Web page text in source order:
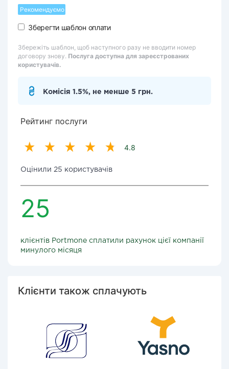
Рекомендуємо
Зберегти шаблон оплати
Збережіть шаблон, щоб наступного разу не вводити номер
договору знову. Послуга доступна для зареєстрованих
користувачів.
Комісія 1.5%, не менше 5 грн.
Рейтинг послуги
4.8
Оцінили 25 користувачів
25
клієнтів Portmone сплатили рахунок цієї компанії
минулого місяця
Клієнти також сплачують